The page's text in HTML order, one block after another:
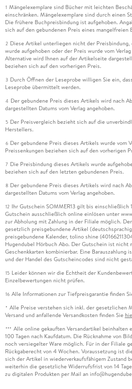
1 Mängelexemplare sind Bücher mit leichten
einschränken. Mängelexemplare sind durch einen
Die frühere Buchpreisbindung ist aufgehoben.
sich auf den gebundenen Preis eines mangelfreien
2 Diese Artikel unterliegen nicht der
wurde aufgehoben oder der Preis wurde vom
Alternative wird Ihnen auf der Artikelseite
beziehen sich auf den vorherigen Preis.
3 Durch Öffnen der Leseprobe willigen Sie ein,
Leseprobe übermittelt werden.
4 Der gebundene Preis dieses Artikels wird nach
dargestellten Datums vom Verlag angehoben.
5 Der Preisvergleich bezieht sich auf die
Herstellers.
6 Der gebundene Preis dieses Artikels wurde vom
Preissenkungen beziehen sich auf den vorherigen
7 Die Preisbindung dieses Artikels wurde
beziehen sich auf den letzten gebundenen Preis.
8 Der gebundene Preis dieses Artikels wird nach
dargestellten Datums vom Verlag angehoben.
12 Ihr Gutschein SOMMER13 gilt bis einschließlich
Gutschein ausschließlich online einlösen unter
zur Abholung mit Zahlung in der Filiale möglich.
gesetzlich preisgebundene Artikel
preisgebundene Kalender, tolino shine
Hugendubel Hörbuch Abo. Der Gutschein ist nicht
Geschenkkarten kombinierbar. Eine
und der Handel des Gutscheincodes sind nicht
15 Leider können wir die Echtheit der
Einzelbewertungen nicht prüfen.
16 Alle Informationen zur Tiefpreisgarantie finden
* Alle Preise verstehen sich inkl. der gesetzlichen
Versand und anfallende Versandkosten finden Sie
*** Alle online gekauften Versandartikel beinhalten
100 Tagen nach Kaufdatum. Die Rücknahme von
noch versiegelter Ware möglich. Für in der Filiale
Rückgaberecht von 4 Wochen. Voraussetzung ist
sich der Artikel in wiederverkaufsfähigem Zustand
weiterhin die gesetzliche Widerrufsfrist von 14
zu digitalen Produkten per Mail an